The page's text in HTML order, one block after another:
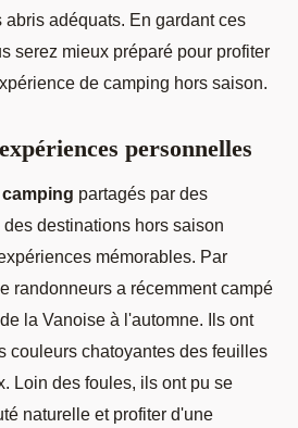
adéquats. En gardant ces
serez mieux préparé pour profiter
de camping hors saison.
personnelles
partagés par des
destinations hors saison
mémorables. Par
randonneurs a récemment campé
la Vanoise à l'automne. Ils ont
couleurs chatoyantes des feuilles
Loin des foules, ils ont pu se
naturelle et profiter d'une